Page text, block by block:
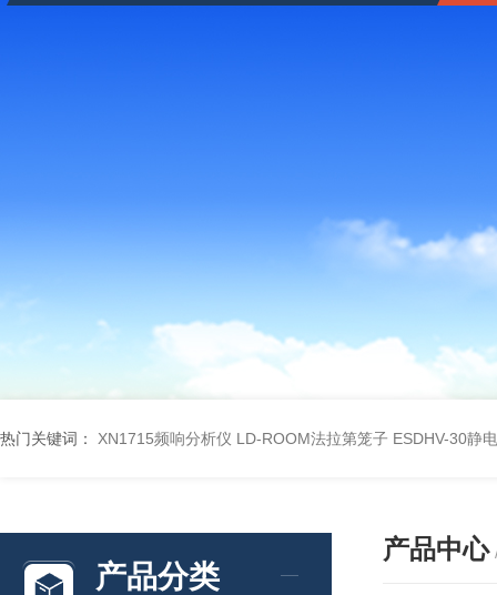
热门关键词： XN1715频响分析仪 LD-ROOM法拉第笼子 ESDHV-30静
产品分类
产品中心